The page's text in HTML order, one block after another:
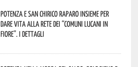
Potenza e San Chirico Raparo insieme per
dare vita alla rete dei “Comuni Lucani in
Fiore”. I dettagli